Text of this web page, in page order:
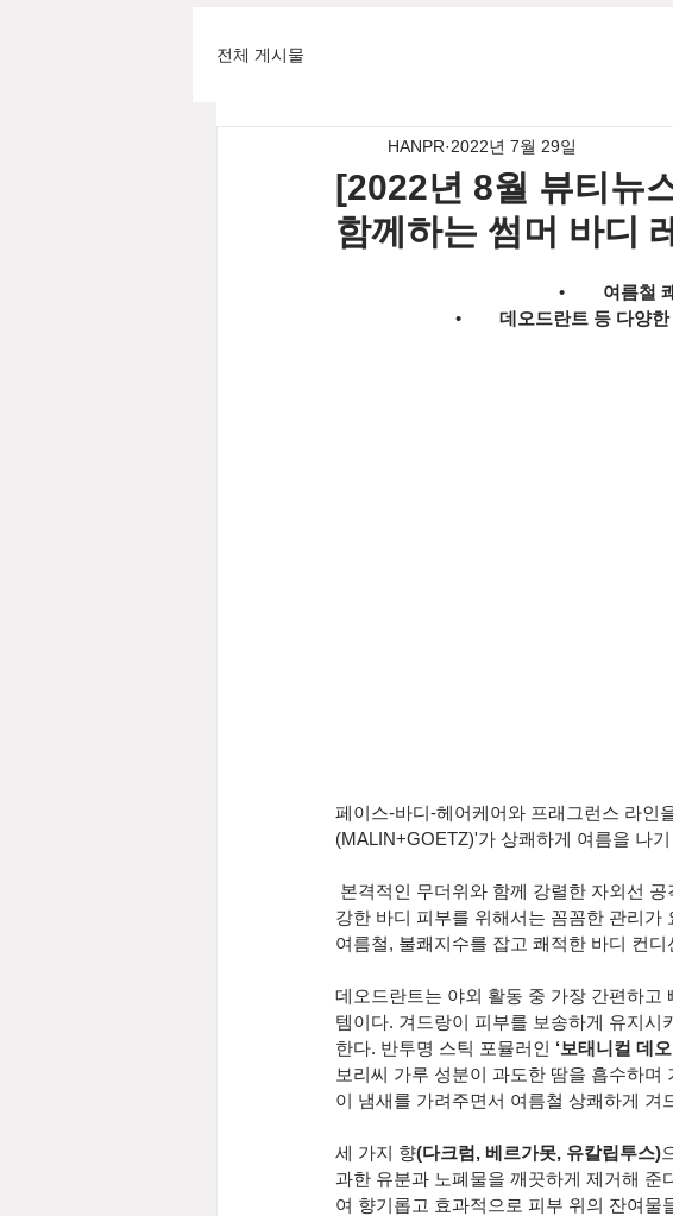
전체 게시물
[2022년 8월 뷰티뉴
함께하는 썸머 바디
HANPR 2022년 7월 29일
• 여름철
• 데오드란트 등 다양
페이스-바디-헤어케어와 프래그런스 라인
(MALIN+GOETZ)'가 상쾌하게 여름을 나
강한 바디 피부를 위해서는 꼼꼼한 관리
여름철, 불쾌지수를 잡고 쾌적한 바디 컨
데오드란트는 야외 활동 중 가장 간편하고
템이다. 겨드랑이 피부를 보송하게 유지시
한다. 반투명 스틱 포뮬러인 ‘보태니컬 데
보리씨 가루 성분이 과도한 땀을 흡수하
이 냄새를 가려주면서 여름철 상쾌하게 겨
세 가지 향(다크럼, 베르가못, 유칼립투스)
과한 유분과 노폐물을 깨끗하게 제거해
여 향기롭고 효과적으로 피부 위의 잔여물